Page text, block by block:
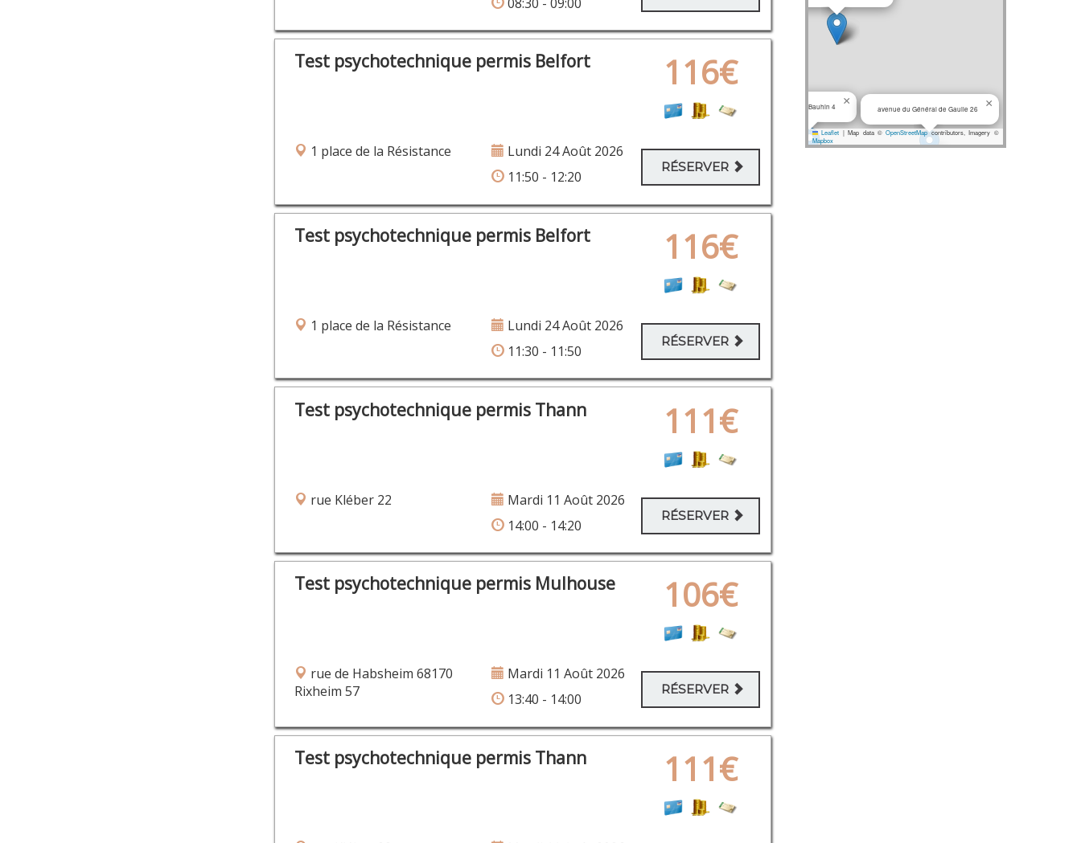
Test psychotechnique permis Belfort
1 place de la Résistance
Lundi 24 Août 2026
11:50 - 12:20
116€
RÉSERVER
Test psychotechnique permis Belfort
1 place de la Résistance
Lundi 24 Août 2026
11:30 - 11:50
116€
RÉSERVER
Test psychotechnique permis Thann
rue Kléber 22
Mardi 11 Août 2026
14:00 - 14:20
111€
RÉSERVER
Test psychotechnique permis Mulhouse
rue de Habsheim 68170
Rixheim 57
Mardi 11 Août 2026
13:40 - 14:00
106€
RÉSERVER
Test psychotechnique permis Thann 111€
rue Jean Bauhin 4 ×
avenue du Général de Gaulle 26 ×
Leaflet |Map data ©OpenStreetMapcontributors, Imagery ©
Mapbox